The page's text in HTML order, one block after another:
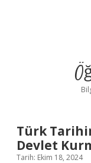
Türk
Devlet
Tarih: Ekim 18, 2024